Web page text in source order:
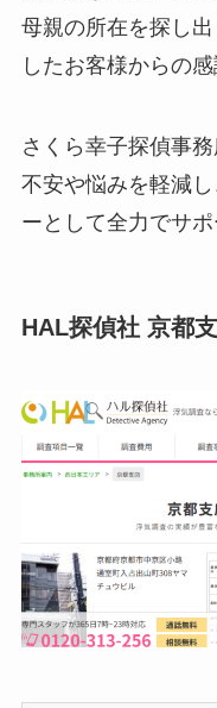
母親の所在を探し
したお客様からの
さくら幸子探偵事
不安や悩みを軽減
ーとして全力でサポ
HAL探偵社 京都